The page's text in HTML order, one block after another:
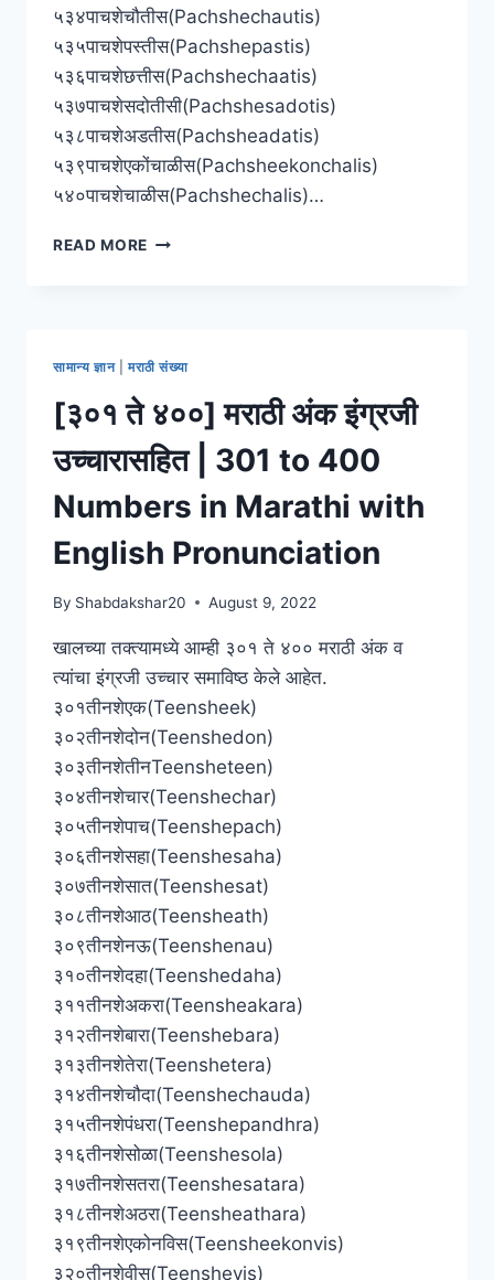
५३४पाचशेचौतीस(Pachshechautis)
५३५पाचशेपस्तीस(Pachshepastis)
५३६पाचशेछत्तीस(Pachshechaatis)
५३७पाचशेसदोतीसी(Pachshesadotis)
५३८पाचशेअडतीस(Pachsheadatis)
५३९पाचशेएकोंचाळीस(Pachsheekonchalis)
५४०पाचशेचाळीस(Pachshechalis)…
READ MORE [५०१
इंग्रजी
501
TO
600
NUMBERS
IN
MARATHI
WITH
PRONUNCIATION
सामान्य ज्ञान| मराठी संख्या
[३०१ ते ४००] मराठी अंक इंग्रजी
उच्चारासहित | 301 to 400
Numbers in Marathi with
English Pronunciation
By Shabdakshar20 August 9, 2022
खालच्या तक्त्यामध्ये आम्ही ३०१ ते ४०० मराठी अंक व
त्यांचा इंग्रजी उच्चार समाविष्ठ केले आहेत.
३०१तीनशेएक(Teensheek)
३०२तीनशेदोन(Teenshedon)
३०३तीनशेतीनTeensheteen)
३०४तीनशेचार(Teenshechar)
३०५तीनशेपाच(Teenshepach)
३०६तीनशेसहा(Teenshesaha)
३०७तीनशेसात(Teenshesat)
३०८तीनशेआठ(Teensheath)
३०९तीनशेनऊ(Teenshenau)
३१०तीनशेदहा(Teenshedaha)
३११तीनशेअकरा(Teensheakara)
३१२तीनशेबारा(Teenshebara)
३१३तीनशेतेरा(Teenshetera)
३१४तीनशेचौदा(Teenshechauda)
३१५तीनशेपंधरा(Teenshepandhra)
३१६तीनशेसोळा(Teenshesola)
३१७तीनशेसतरा(Teenshesatara)
३१८तीनशेअठरा(Teensheathara)
३१९तीनशेएकोनविस(Teensheekonvis)
३२०तीनशेवीस(Teenshevis)